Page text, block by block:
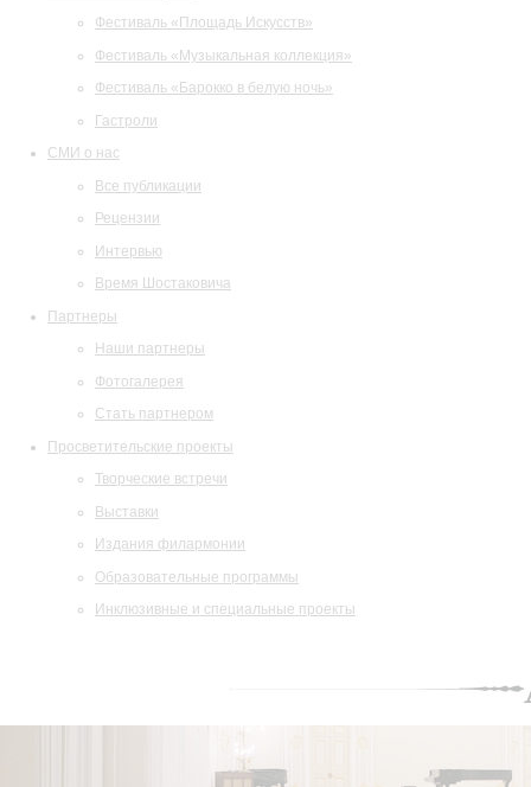
Фестиваль «Площадь Искусств»
Фестиваль «Музыкальная коллекция»
Фестиваль «Барокко в белую ночь»
Гастроли
СМИ о нас
Все публикации
Рецензии
Интервью
Время Шостаковича
Партнеры
Наши партнеры
Фотогалерея
Стать партнером
Просветительские проекты
Творческие встречи
Выставки
Издания филармонии
Образовательные программы
Инклюзивные и специальные проекты